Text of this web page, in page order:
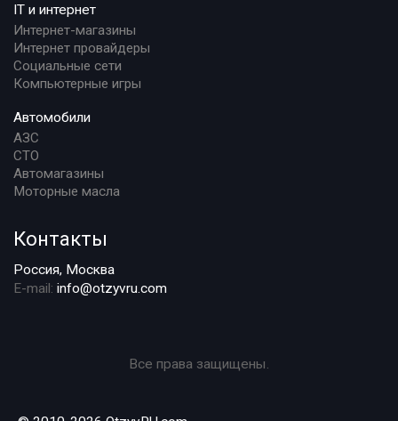
IT и интернет
Интернет-магазины
Интернет провайдеры
Социальные сети
Компьютерные игры
Автомобили
АЗС
СТО
Автомагазины
Моторные масла
Контакты
Россия, Москва
E-mail: info@otzyvru.com
Все права защищены.